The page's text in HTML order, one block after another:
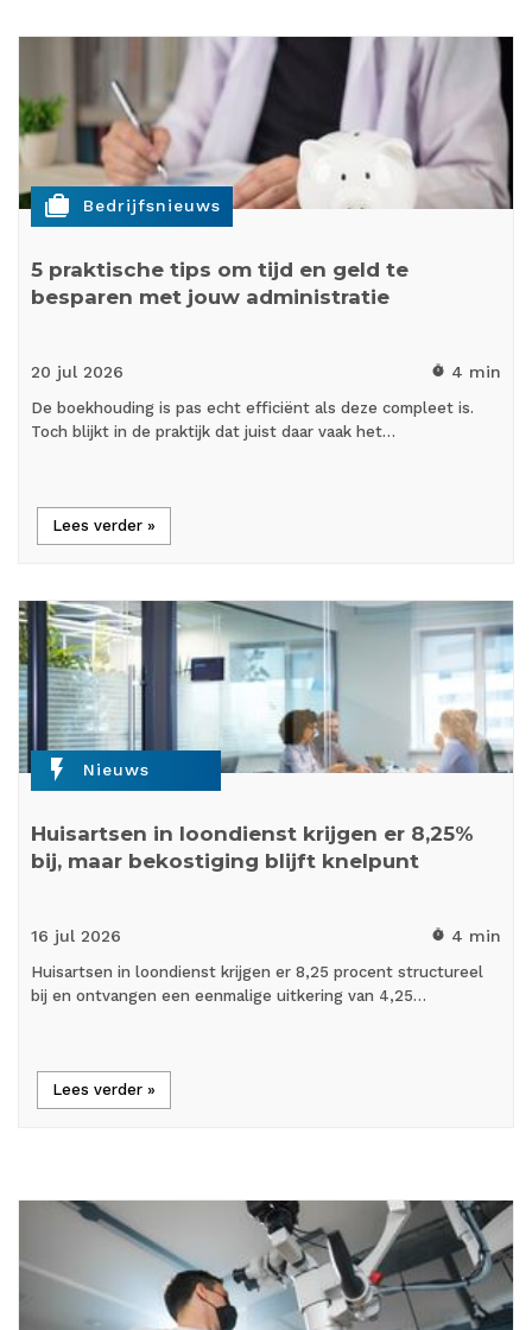
cases Bedrijfsnieuws
5 praktische tips om tijd en geld te
besparen met jouw administratie
20 jul 2026 timer 4 min
De boekhouding is pas echt efficiënt als deze compleet is.
Toch blijkt in de praktijk dat juist daar vaak het…
Lees verder »
flash_on Nieuws
Huisartsen in loondienst krijgen er 8,25%
bij, maar bekostiging blijft knelpunt
16 jul 2026 timer 4 min
Huisartsen in loondienst krijgen er 8,25 procent structureel
bij en ontvangen een eenmalige uitkering van 4,25…
Lees verder »